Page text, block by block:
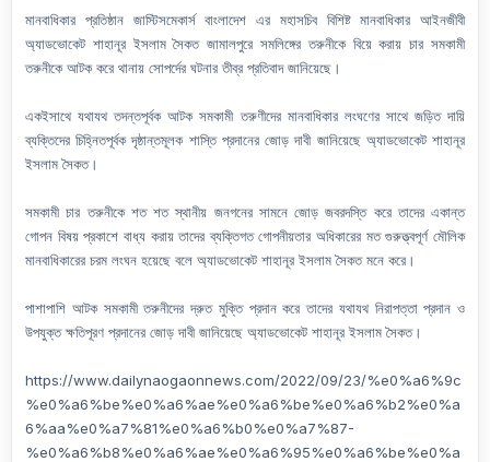
মানবাধিকার প্রতিষ্ঠান জাস্টিসমেকার্স বাংলাদেশ এর মহাসচিব বিশিষ্ট মানবাধিকার আইনজীবী
অ্যাডভোকেট শাহানূর ইসলাম সৈকত জামালপুরে সমলিঙ্গের তরুনীকে বিয়ে করায় চার সমকামী
তরুনীকে আটক করে থানায় সোপর্দের ঘটনার তীব্র প্রতিবাদ জানিয়েছে।
একইসাথে যথাযথ তদন্তপূর্বক আটক সমকামী তরুণীদের মানবাধিকার লংঘণের সাথে জড়িত দায়ি
ব্যক্তিদের চিহ্নিতপূর্বক দৃষ্ঠান্তমূলক শাস্তি প্রদানের জোড় দাবী জানিয়েছে অ্যাডভোকেট শাহানূর
ইসলাম সৈকত।
সমকামী চার তরুনীকে শত শত স্থানীয় জনগনের সামনে জোড় জবরদস্তি করে তাদের একান্ত
গোপন বিষয় প্রকাশে বাধ্য করায় তাদের ব্যক্তিগত গোপনীয়তার অধিকারের মত গুরুত্ত্বপূর্ণ মৌলিক
মানবাধিকারের চরম লংঘন হয়েছে বলে অ্যাডভোকেট শাহানূর ইসলাম সৈকত মনে করে।
পাশাপাশি আটক সমকামী তরুনীদের দ্রুত মুক্তি প্রদান করে তাদের যথাযথ নিরাপত্তা প্রদান ও
উপযুক্ত ক্ষতিপূরণ প্রদানের জোড় দাবী জানিয়েছে অ্যাডভোকেট শাহানূর ইসলাম সৈকত।
https://www.dailynaogaonnews.com/2022/09/23/%e0%a6%9c
%e0%a6%be%e0%a6%ae%e0%a6%be%e0%a6%b2%e0%a
6%aa%e0%a7%81%e0%a6%b0%e0%a7%87-
%e0%a6%b8%e0%a6%ae%e0%a6%95%e0%a6%be%e0%a